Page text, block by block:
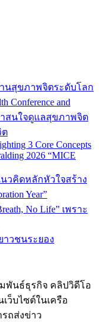
นสุขภาพจิตระดับโลก
Conference and
าสนใจดูแลสุขภาพจิต
ต
3 Core Concepts
2026 “MICE
นวคิดหลักหัวใจสร้าง
Year”
No Life” เพราะ
าวชนระยอง
มพันธ์ธุรกิจ คลิปวิดีโอ
ว็บไซต์ในเครือ
รถส่งข่าว